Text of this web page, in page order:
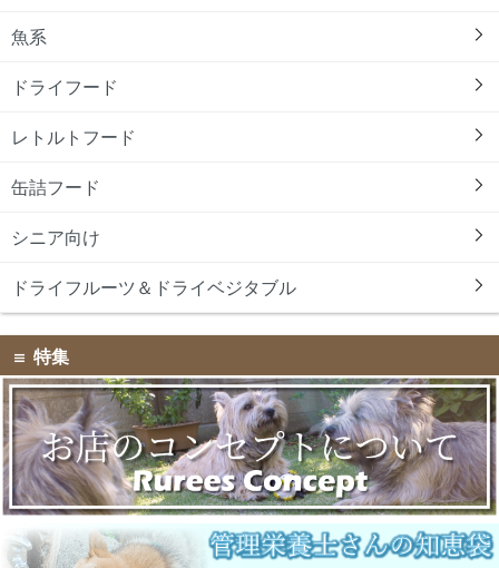
魚系
ドライフード
レトルトフード
缶詰フード
シニア向け
ドライフルーツ＆ドライベジタブル
特集